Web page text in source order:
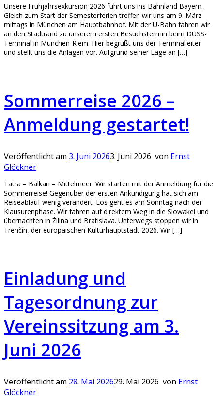
Unsere Frühjahrsexkursion 2026 führt uns ins Bahnland Bayern.
Gleich zum Start der Semesterferien treffen wir uns am 9. März
mittags in München am Hauptbahnhof. Mit der U-Bahn fahren wir
an den Stadtrand zu unserem ersten Besuchstermin beim DUSS-
Terminal in München-Riem. Hier begrüßt uns der Terminalleiter
und stellt uns die Anlagen vor. Aufgrund seiner Lage an […]
Sommerreise 2026 –
Anmeldung gestartet!
Veröffentlicht am 3. Juni 20263. Juni 2026 von Ernst
Glöckner
Tatra – Balkan – Mittelmeer: Wir starten mit der Anmeldung für die
Sommerreise! Gegenüber der ersten Ankündigung hat sich am
Reiseablauf wenig verändert. Los geht es am Sonntag nach der
Klausurenphase. Wir fahren auf direktem Weg in die Slowakei und
übernachten in Žilina und Bratislava. Unterwegs stoppen wir in
Trenčín, der europäischen Kulturhauptstadt 2026. Wir […]
Einladung und
Tagesordnung zur
Vereinssitzung am 3.
Juni 2026
Veröffentlicht am 28. Mai 202629. Mai 2026 von Ernst
Glöckner